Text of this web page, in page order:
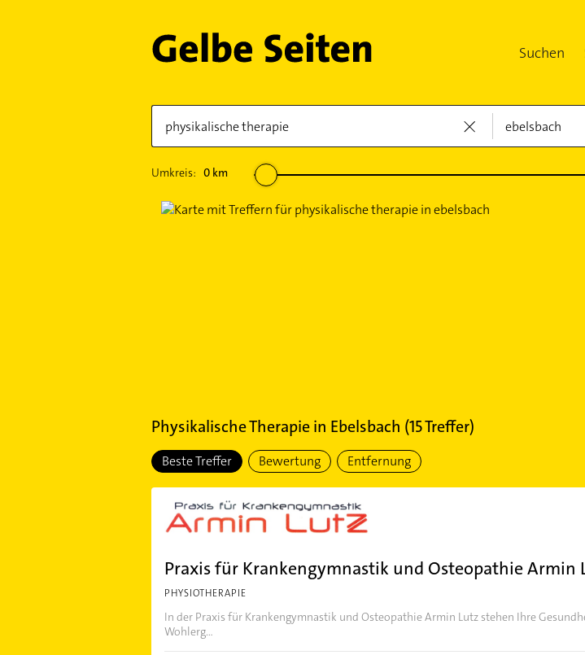
Suchen
Umkreis: 0km
Physikalische Therapiein Ebelsbach (15Treffer)
Beste Treffer Bewertung Entfernung
Praxis für Krankengymnastik und Osteopathie Armin
PHYSIOTHERAPIE
In der Praxis für Krankengymnastik und Osteopathie Armin Lutz stehen Ihre
Wohlerg...